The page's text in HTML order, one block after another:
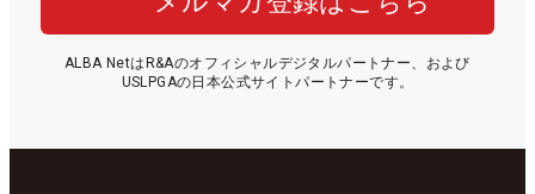
ALBA NetはR&Aのオフィシャルデジタルパートナー、および
USLPGAの日本公式サイトパートナーです。